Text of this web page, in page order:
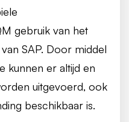
gebruik van het
SAP. Door middel
kunnen er altijd en
uitgevoerd, ook
beschikbaar is.